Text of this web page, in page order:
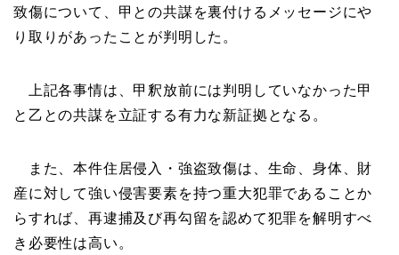
致傷について、甲との共謀を裏付けるメッセージにや
り取りがあったことが判明した。
上記各事情は、甲釈放前には判明していなかった甲
と乙との共謀を立証する有力な新証拠となる。
また、本件住居侵入・強盗致傷は、生命、身体、財
産に対して強い侵害要素を持つ重大犯罪であることか
らすれば、再逮捕及び再勾留を認めて犯罪を解明すべ
き必要性は高い。